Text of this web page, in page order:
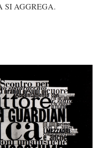
SI AGGREGA.